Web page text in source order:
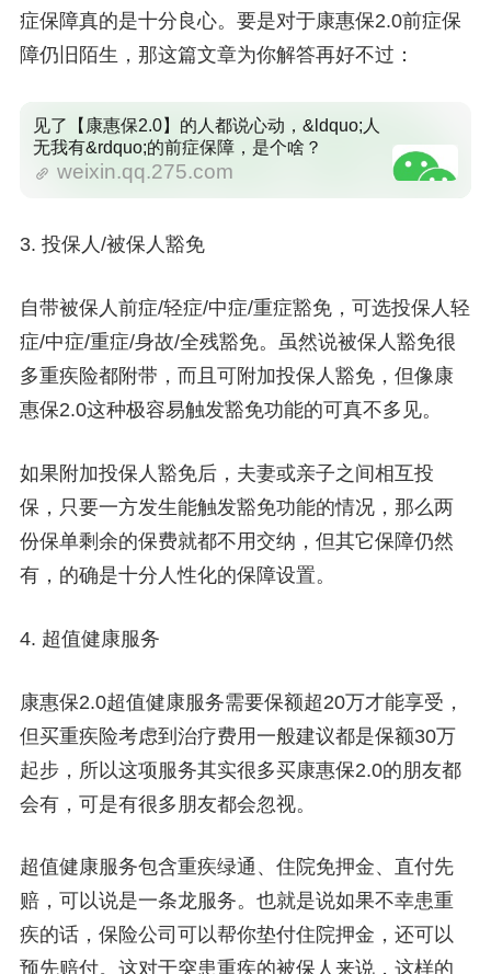
症保障真的是十分良心。要是对于康惠保2.0前症保
障仍旧陌生，那这篇文章为你解答再好不过：
见了【康惠保2.0】的人都说心动，&ldquo;人
无我有&rdquo;的前症保障，是个啥？
weixin.qq.275.com
3. 投保人/被保人豁免
自带被保人前症/轻症/中症/重症豁免，可选投保人轻
症/中症/重症/身故/全残豁免。虽然说被保人豁免很
多重疾险都附带，而且可附加投保人豁免，但像康
惠保2.0这种极容易触发豁免功能的可真不多见。
如果附加投保人豁免后，夫妻或亲子之间相互投
保，只要一方发生能触发豁免功能的情况，那么两
份保单剩余的保费就都不用交纳，但其它保障仍然
有，的确是十分人性化的保障设置。
4. 超值健康服务
康惠保2.0超值健康服务需要保额超20万才能享受，
但买重疾险考虑到治疗费用一般建议都是保额30万
起步，所以这项服务其实很多买康惠保2.0的朋友都
会有，可是有很多朋友都会忽视。
超值健康服务包含重疾绿通、住院免押金、直付先
赔，可以说是一条龙服务。也就是说如果不幸患重
疾的话，保险公司可以帮你垫付住院押金，还可以
预先赔付。这对于突患重疾的被保人来说，这样的